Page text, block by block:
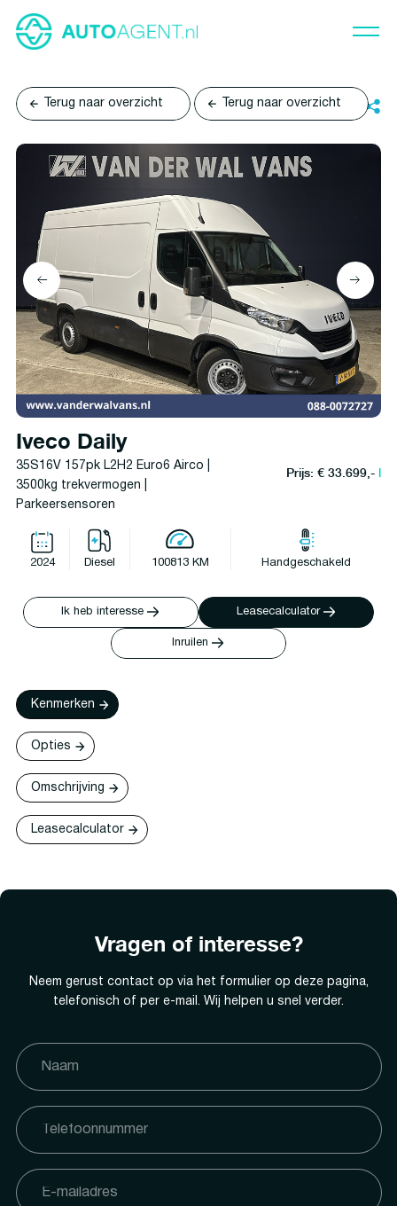
Terug naar overzicht Terug naar overzicht
Iveco Daily
35S16V 157pk L2H2 Euro6 Airco |
3500kg trekvermogen |
Parkeersensoren
Prijs: € 33.699,-l
2024 Diesel 100813 KM Handgeschakeld
Ik heb interesse Leasecalculator
Inruilen
Kenmerken
Opties
Omschrijving
Leasecalculator
Vragen of interesse?
Neem gerust contact op via het formulier op deze pagina,
telefonisch of per e-mail. Wij helpen u snel verder.